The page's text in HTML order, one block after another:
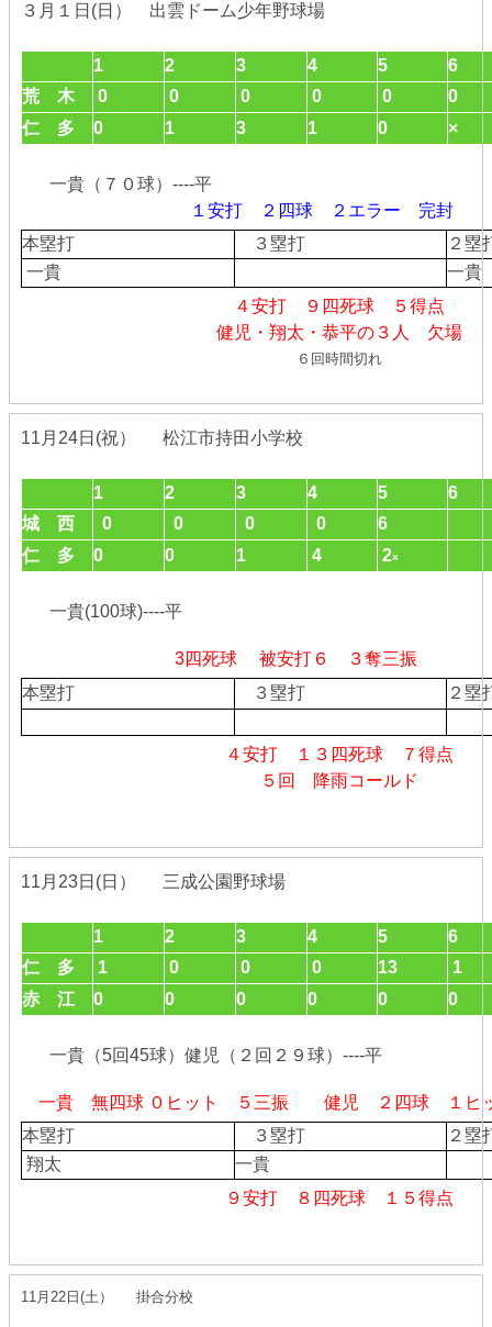
３月１日(日） 出雲ドーム少年野球場
1 2 3 4 5
6
荒 木
0 0 0 0 0
0
仁 多
0 1 3 1 0 ×
一貴（７０球）----平
１安打 ２四球 ２エラー 完封
本塁打
３塁打
２
一貴
一貴
４安打 ９四死球 ５得点
健児・翔太・恭平の３人 欠場
６回時間切れ
11月24日(祝） 松江市持田小学校
1 2 3 4 5
6
城 西
0 0 0 0
6
仁 多
0 0 1 4 2×
一貴(100球)----平
3四死球 被安打６ ３奪三振
本塁打
３塁打 ２
４安打 １３四死球 ７得点
５回 降雨コールド
11月23日(日） 三成公園野球場
1 2 3 4 5
6
仁 多
1 0 0 0 13
1
赤 江
0 0 0 0 0 0
一貴（5回45球）健児（２回２９球）----平
一貴 無四球 ０ヒット ５三振 健児 ２四球 １
本塁打
３塁打
２
翔太
一貴
９安打 ８四死球 １５得点
11月22日(土） 掛合分校